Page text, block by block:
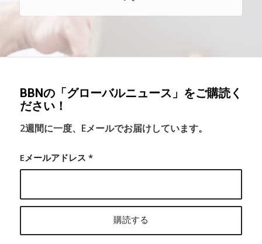
BBNの「グローバルニュース」をご購読く
ださい！
2週間に一度、Eメールでお届けしています。
Eメールアドレス *